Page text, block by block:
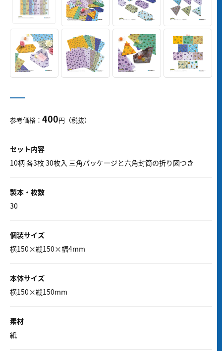
参考価格： 400円（税抜）
セット内容
10柄 各3枚 30枚入 三角パッケージと六角封筒の折り図つき
製本・枚数
30
個装サイズ
横150×縦150×幅4mm
本体サイズ
横150×縦150mm
素材
紙